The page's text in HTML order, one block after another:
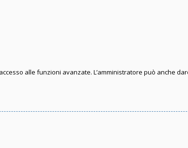
alle funzioni avanzate. L’amministratore può anche